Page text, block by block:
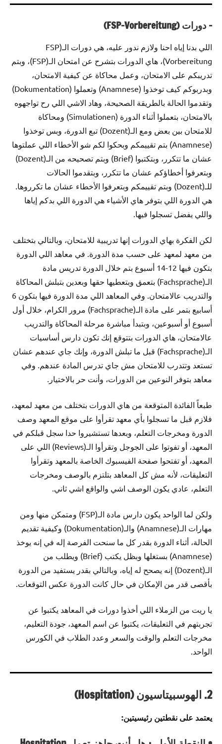
– دورات (FSP-Vorbereitung)
اللي بدنا إياه احنا ولازم ندور عليه، هي دورات الـ(FSP
Vorbereitung)، هاي الدورات بتشرح عن امتحان الـ(FSP)، وبتم
تدريبكم على الامتحان، وعمل محاكاة عن كيفية الامتحان،
وبدربوكم كيف توخذوا (Anamnese) وتعملوا (Dokumentation)
وتقدموا الحالة بالطريقة الصحيحة، وهاد الاشي اللي رح تواجهوه
بالامتحان، بتعملوا أثناء الدورة (Simulationen) ومحاكاة
للامتحان بين بعض ومع الـ(Dozent) تبع الدورة، وبس توخذوا
(Anamnese) بتم تقييمكم وبحكوا لكم شو الأخطاء اللي عملتوها
عشان ما تتكرر، وبتكتبوا (Brief) وبتم تصحيحه من الـ(Dozent)
وبتعرفوا أخطاؤكم عشان ما تتكرر، وبتقدموا الحالات
للـ(Dozent) وبتم تقييمكم وبتعرفوا الأخطاء عشان ما تكرروها.
هي الدورة اللي بتوفر هاي الأشياء هي الدورة اللي بدكم إياها
واللي يفضل تسجلوا فيها.
لكن الفكرة بهاي الدورات إنها تدريبية للامتحان، وبالتالي بتختلف
من معهد لمعهد على حسب مدة الدورة. في معاهد اللي الدورة
بتكون فيها 12-14 أسبوع بتم خلال الدورة تدريس مادة
الـ(Fachsprache) بتعمق وبتعطيها حقها وبعدين بتبلش المحاكاة
والتدريب عالامتحان. وفي المعاهد اللي مدة الدورة فيها بتكون 6
أسابيع بتمر على مادة الـ(Fachsprache) مرور الكرام، خلال أول
أسبوع أو أسبوعين، وبتبدأ مباشرة مرحلة المحاكاة والتدريب
عالامتحان، هاي الدورات بتتوقع إنك تكون دارس أساسيات
الـ(Fachsprache) قبل ما تبلش الدورة، وإنك جاي عندهم عشان
تستعد وتتدرب للامتحان مش جاي تدرس المادة عندهم. وفي
معاهد بتوفر النوعين من الدورات، وأنت حر بالاختيار.
طبعاً الفائدة المتوقعة من هاي الدورات بتختلف من معهد لمعهد،
فلازم قبل ما تسجلوا بأي معهد تقرأوا على موقع المعهد وصف
الدورة ومخرجات التعلم، وبعدها تستشيروا حدا سجل قبلكم في
المعهد، أو تفوتوا على الجوجل وتقرأوا الـ(Reviews) اللي على
المعهد، أو تفتحوا صفحة الفيسبوك الخاصة بالمعهد وتقرأوا
التعليقات، لأنه مش كل المعاهد بتلتزم بالوصف ومخرجات
التعلم، عادي يكون الوصف اشي والواقع اشي ثاني.
ولكن لما الواحد يكون دارس مادة الـ(FSP) ومتمكن منها ومن
مهارات الـ(Anamnese) والـ(Dokumentation) وكيفية تقديم
الحالة، أثناء الدورة بقدر كل ما سنحت الفرصة إله في إنه يوخذ
(Anamnese) بستغلها وبظل يكتب (Brief) ويطلب من
الـ(Dozent) إنه يصحح له إياه، وبالتالي بقدر يستفيد من الدورة
بأقصى قدر من الإمكان في حال كانت الدورة عكس التوقعات.
يا ريت من الزملاء اللي أخذوا دورات في المعاهد يكتبوا عن
تجربتهم في التعليقات، يكتبوا عن اسم المعهد، جودة التعليم،
مخرجات التعلم والوقت والسعر وعدد الطلاب في الكورس
الواحد.
2. الهوسبيتاسيون (Hospitation)
يعتمد على نقطتين رئيسيتين: